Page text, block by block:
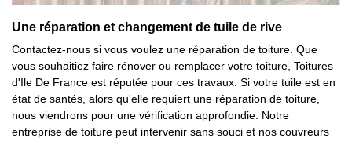
Une réparation et changement de tuile de rive
Contactez-nous si vous voulez une réparation de toiture. Que
vous souhaitiez faire rénover ou remplacer votre toiture, Toitures
d'Ile De France est réputée pour ces travaux. Si votre tuile est en
état de santés, alors qu'elle requiert une réparation de toiture,
nous viendrons pour une vérification approfondie. Notre
entreprise de toiture peut intervenir sans souci et nos couvreurs